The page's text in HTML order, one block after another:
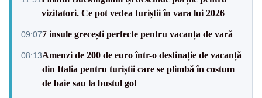
vizitatori. Ce pot vedea turiștii în vara lui 2026
09:077 insule grecești perfecte pentru vacanța de vară
08:13Amenzi de 200 de euro într-o destinație de vacanță
din Italia pentru turiștii care se plimbă în costum
de baie sau la bustul gol